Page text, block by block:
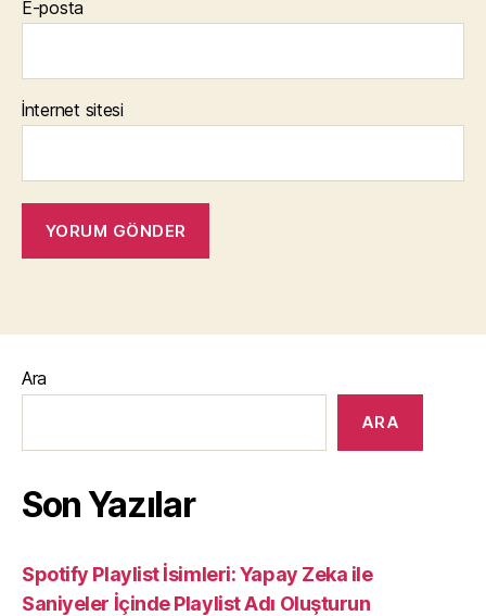
E-posta
İnternet sitesi
Ara
ARA
Son Yazılar
Spotify Playlist İsimleri: Yapay Zeka ile
Saniyeler İçinde Playlist Adı Oluşturun